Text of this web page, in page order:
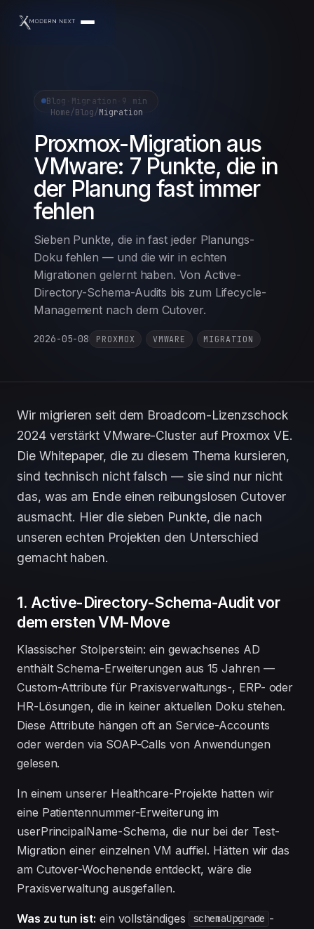
Home/Blog/Migration
Blog Migration 9 min
Proxmox-Migration aus
VMware: 7 Punkte, die in
der Planung fast immer
fehlen
Sieben Punkte, die in fast jeder Planungs-
Doku fehlen — und die wir in echten
Migrationen gelernt haben. Von Active-
Directory-Schema-Audits bis zum Lifecycle-
Management nach dem Cutover.
2026-05-08 PROXMOX VMWARE MIGRATION
Wir migrieren seit dem Broadcom-Lizenzschock
2024 verstärkt VMware-Cluster auf Proxmox VE.
Die Whitepaper, die zu diesem Thema kursieren,
sind technisch nicht falsch — sie sind nur nicht
das, was am Ende einen reibungslosen Cutover
ausmacht. Hier die sieben Punkte, die nach
unseren echten Projekten den Unterschied
gemacht haben.
1. Active-Directory-Schema-Audit vor
dem ersten VM-Move
Klassischer Stolperstein: ein gewachsenes AD
enthält Schema-Erweiterungen aus 15 Jahren —
Custom-Attribute für Praxisverwaltungs-, ERP- oder
HR-Lösungen, die in keiner aktuellen Doku stehen.
Diese Attribute hängen oft an Service-Accounts
oder werden via SOAP-Calls von Anwendungen
gelesen.
In einem unserer Healthcare-Projekte hatten wir
eine Patientennummer-Erweiterung im
userPrincipalName-Schema, die nur bei der Test-
Migration einer einzelnen VM auffiel. Hätten wir das
am Cutover-Wochenende entdeckt, wäre die
Praxisverwaltung ausgefallen.
Was zu tun ist: ein vollständiges schemaUpgrade -